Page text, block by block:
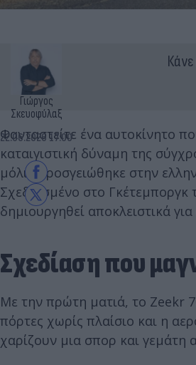
Γιώργος
Σκευοφύλαξ
22.06.2026 17:00
Φανταστείτε ένα αυτοκίνητο
καταιγιστική δύναμη της
μόλις προσγειώθηκε στην
Σχεδιασμένο στο Γκέτεμποργκ
δημιουργηθεί αποκλειστικά
Σχεδίαση που
Με την πρώτη ματιά, το Zeekr
πόρτες χωρίς πλαίσιο και η
χαρίζουν μια σπορ και